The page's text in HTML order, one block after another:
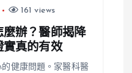
161 views
辦？醫師揭降
實真的有效
健康問題。家醫科醫